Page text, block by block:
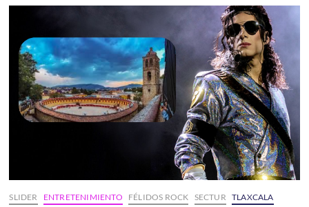
SLIDER ENTRETENIMIENTO FÉLIDOS ROCK SECTUR TLAXCALA